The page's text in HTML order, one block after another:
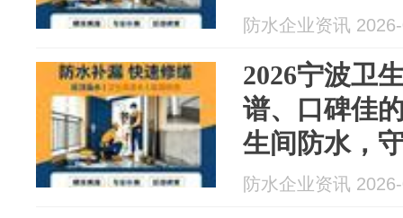
月防水最新
防水企业资讯
2026宁波卫
谱、口碑佳
生间防水，
防水最新资
防水企业资讯